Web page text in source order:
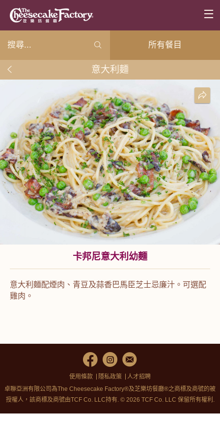
所有餐目
意大利麵
卡邦尼意大利幼麵
意大利麵配煙肉、青豆及蒜香巴馬臣芝士忌廉汁。可選配
雞肉。
使用條款 隱私政策
人才招聘
卓聯亞洲有限公司為The Cheesecake Factory®及芝樂坊餐廳®之商標及商號的被
授權人，該商標及商號由TCF Co. LLC持有. © 2026 TCF Co. LLC 保留所有權利.